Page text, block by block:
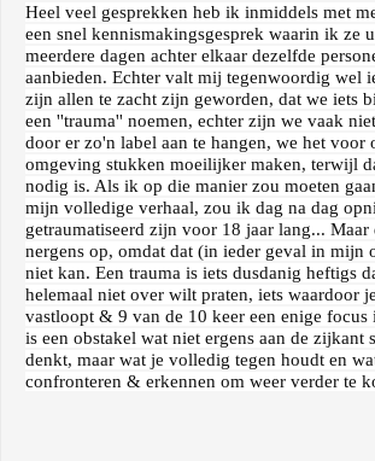
Heel veel gesprekken heb ik inmiddels met
een snel kennismakingsgesprek waarin ik ze
meerdere dagen achter elkaar dezelfde
aanbieden. Echter valt mij tegenwoordig wel
zijn allen te zacht zijn geworden, dat we iets
een ''trauma'' noemen, echter zijn we vaak
door er zo'n label aan te hangen, we het voor
omgeving stukken moeilijker maken, terwijl
nodig is. Als ik op die manier zou moeten
mijn volledige verhaal, zou ik dag na dag
getraumatiseerd zijn voor 18 jaar lang... Maar
nergens op, omdat dat (in ieder geval in mijn
niet kan. Een trauma is iets dusdanig heftigs
helemaal niet over wilt praten, iets waardoor
vastloopt & 9 van de 10 keer een enige focus
is een obstakel wat niet ergens aan de zijkant
denkt, maar wat je volledig tegen houdt en
confronteren & erkennen om weer verder te